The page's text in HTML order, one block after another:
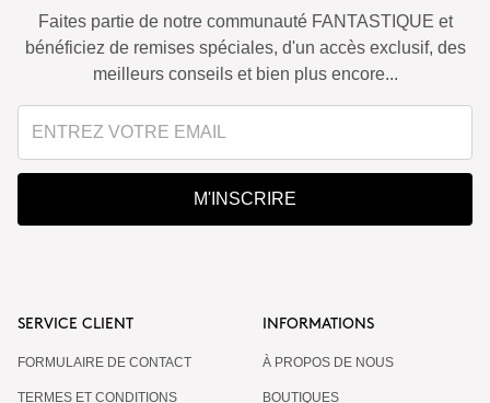
Faites partie de notre communauté FANTASTIQUE et
bénéficiez de remises spéciales, d'un accès exclusif, des
meilleurs conseils et bien plus encore...
M'INSCRIRE
SERVICE CLIENT
FORMULAIRE DE CONTACT
TERMES ET CONDITIONS
INFORMATIONS
À PROPOS DE NOUS
BOUTIQUES